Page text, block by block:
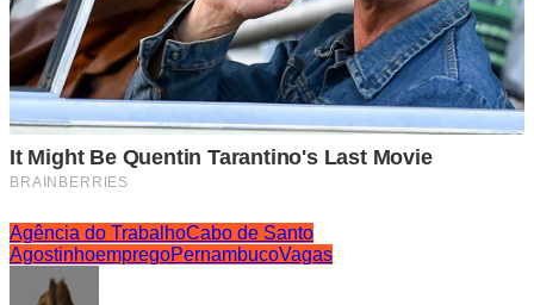
Agência do TrabalhoCabo de Santo
AgostinhoempregoPernambucoVagas